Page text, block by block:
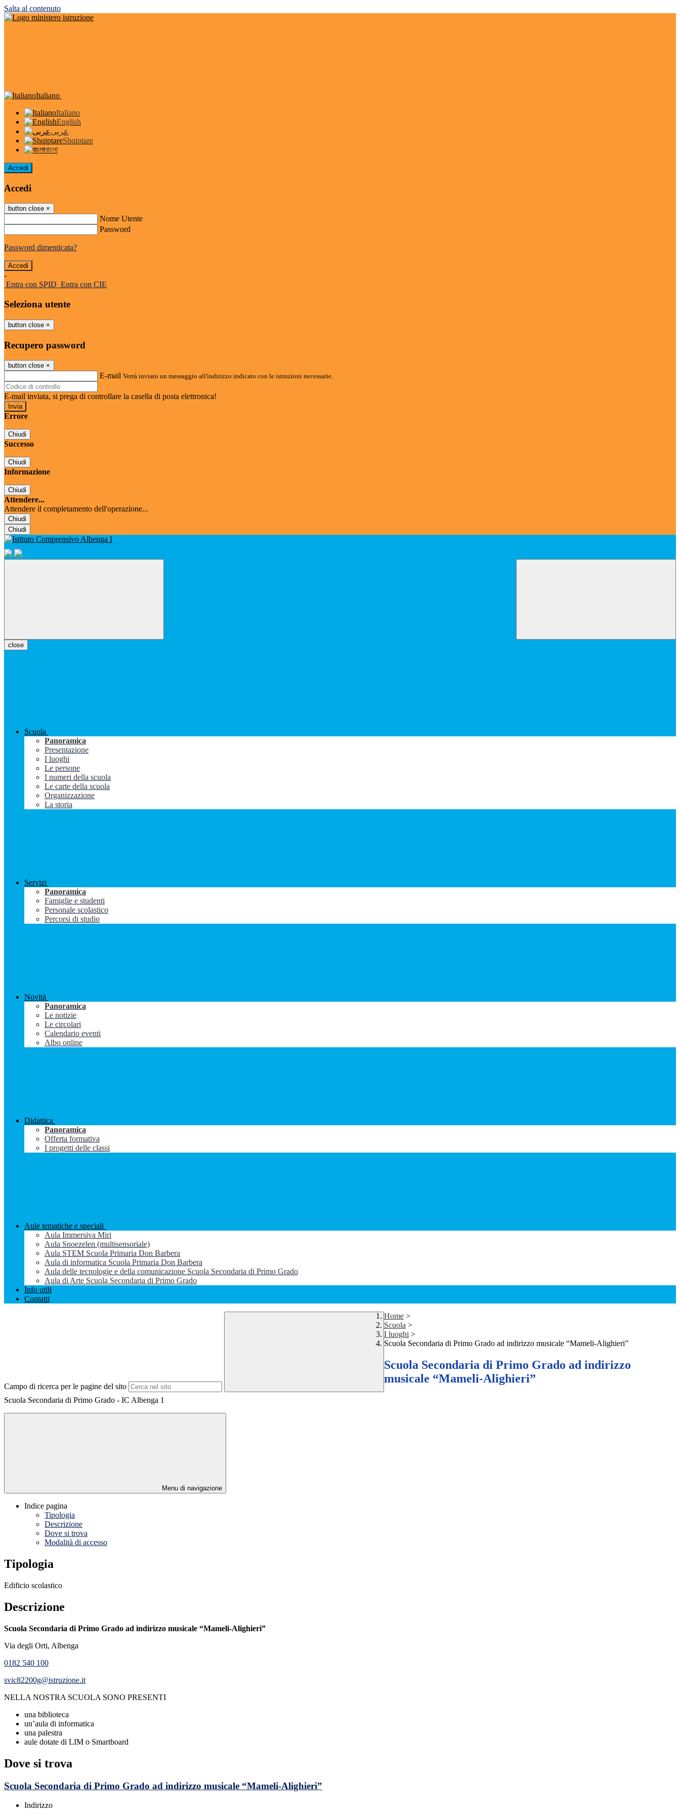
Salta al contenuto
Italiano
Italiano
English
عربى
Shqiptare
বাংলা
Accedi
Accedi
button close ×
Nome Utente
Password
Password dimenticata?
-
Entra con SPID Entra con CIE
Seleziona utente
button close ×
Recupero password
button close ×
E-mail Verrà inviato un messaggio all'indirizzo indicato con le istruzioni necessarie.
E-mail inviata, si prega di controllare la casella di posta elettronica!
Errore
Chiudi
Successo
Chiudi
Informazione
Chiudi
Attendere...
Attendere il completamento dell'operazione...
Chiudi
Chiudi
close
Scuola
Panoramica
Presentazione
I luoghi
Le persone
I numeri della scuola
Le carte della scuola
Organizzazione
La storia
Servizi
Panoramica
Famiglie e studenti
Personale scolastico
Percorsi di studio
Novità
Panoramica
Le notizie
Le circolari
Calendario eventi
Albo online
Didattica
Panoramica
Offerta formativa
I progetti delle classi
Aule tematiche e speciali
Aula Immersiva Miri
Aula Snoezelen (multisensoriale)
Aula STEM Scuola Primaria Don Barbera
Aula di informatica Scuola Primaria Don Barbera
Aula delle tecnologie e della comunicazione Scuola Secondaria di Primo Grado
Aula di Arte Scuola Secondaria di Primo Grado
Info utili
Contatti
Campo di ricerca per le pagine del sito
Home >
Scuola >
I luoghi >
Scuola Secondaria di Primo Grado ad indirizzo musicale “Mameli-Alighieri”
Scuola Secondaria di Primo Grado ad indirizzo
musicale “Mameli-Alighieri”
Scuola Secondaria di Primo Grado - IC Albenga 1
Menu di navigazione
Indice pagina
Tipologia
Descrizione
Dove si trova
Modalità di accesso
Tipologia
Edificio scolastico
Descrizione
Scuola Secondaria di Primo Grado ad indirizzo musicale “Mameli-Alighieri”
Via degli Orti, Albenga
0182 540 100
svic82200g@istruzione.it
NELLA NOSTRA SCUOLA SONO PRESENTI
una biblioteca
un’aula di informatica
una palestra
aule dotate di LIM o Smartboard
Dove si trova
Scuola Secondaria di Primo Grado ad indirizzo musicale “Mameli-Alighieri”
Indirizzo